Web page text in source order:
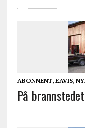
ABONNENT, EAVIS,
På